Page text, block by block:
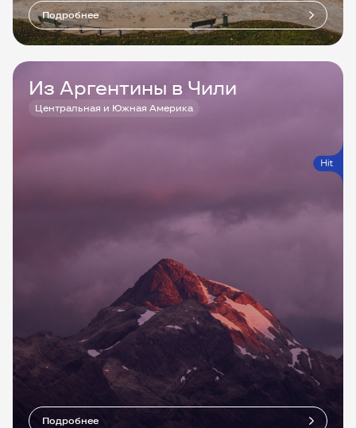
Подробнее
Из Аргентины в Чили
Центральная и Южная Америка
Подробнее